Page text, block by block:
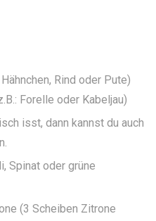
Rind oder Pute)
Forelle oder Kabeljau)
isst, dann kannst du auch
Spinat oder grüne
(3 Scheiben Zitrone